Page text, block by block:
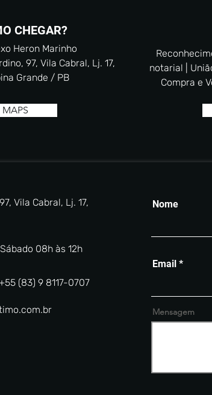
CHEGAR?
Heron Marinho
97, Vila Cabral, Lj. 17,
Grande / PB
MAPS
notarial |
Compra e
Vila Cabral, Lj. 17,
(83) 9 8117-0707
Nome
Email
Mensagem
08h às 12h